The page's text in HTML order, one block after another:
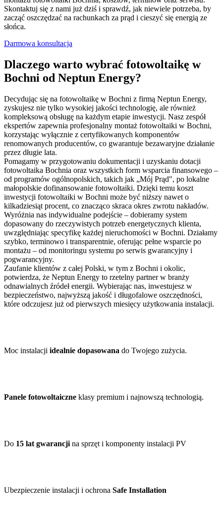
Skontaktuj się z nami już dziś i sprawdź, jak niewiele potrzeba, by
zacząć oszczędzać na rachunkach za prąd i cieszyć się energią ze
słońca.
Darmowa konsultacja
Dlaczego warto wybrać fotowoltaikę w
Bochni od Neptun Energy?
Decydując się na fotowoltaikę w Bochni z firmą Neptun Energy,
zyskujesz nie tylko wysokiej jakości technologię, ale również
kompleksową obsługę na każdym etapie inwestycji. Nasz zespół
ekspertów zapewnia profesjonalny montaż fotowoltaiki w Bochni,
korzystając wyłącznie z certyfikowanych komponentów
renomowanych producentów, co gwarantuje bezawaryjne działanie
przez długie lata.
Pomagamy w przygotowaniu dokumentacji i uzyskaniu dotacji
fotowoltaika Bochnia oraz wszystkich form wsparcia finansowego –
od programów ogólnopolskich, takich jak „Mój Prąd", po lokalne
małopolskie dofinansowanie fotowoltaiki. Dzięki temu koszt
inwestycji fotowoltaiki w Bochni może być niższy nawet o
kilkadziesiąt procent, co znacząco skraca okres zwrotu nakładów.
Wyróżnia nas indywidualne podejście – dobieramy system
dopasowany do rzeczywistych potrzeb energetycznych klienta,
uwzględniając specyfikę każdej nieruchomości w Bochni. Działamy
szybko, terminowo i transparentnie, oferując pełne wsparcie po
montażu – od monitoringu systemu po serwis gwarancyjny i
pogwarancyjny.
Zaufanie klientów z całej Polski, w tym z Bochni i okolic,
potwierdza, że Neptun Energy to rzetelny partner w branży
odnawialnych źródeł energii. Wybierając nas, inwestujesz w
bezpieczeństwo, najwyższą jakość i długofalowe oszczędności,
które odczujesz już od pierwszych miesięcy użytkowania instalacji.
Moc instalacji idealnie dopasowana do Twojego zużycia.
Panele fotowoltaiczne klasy premium i najnowszą technologią.
Do 15 lat gwarancji na sprzęt i komponenty instalacji PV
Ubezpieczenie instalacji i ochrona Safe Installation